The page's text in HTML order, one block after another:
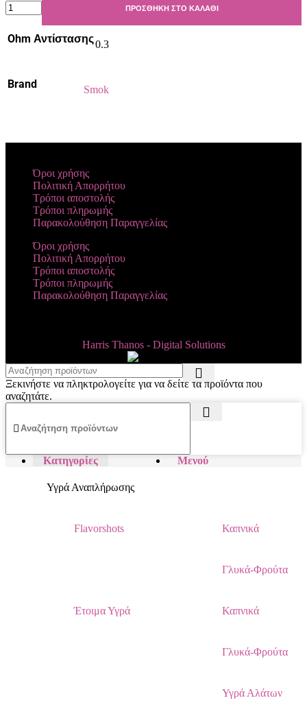
ΠΡΟΣΘΉΚΗ ΣΤΟ ΚΑΛΆΘΙ
Ohm Αντίστασης0.3
Brand Smok
Όροι χρήσης
Πολιτική Απορρήτου
Τρόποι αποστολής
Τρόποι πληρωμής
Παρακολούθηση Παραγγελίας
Όροι χρήσης
Πολιτική Απορρήτου
Τρόποι αποστολής
Τρόποι πληρωμής
Παρακολούθηση Παραγγελίας
Harris Thanos - Digital Solutions
Ξεκινήστε να πληκτρολογείτε για να δείτε τα προϊόντα που
αναζητάτε.
Μενού
Κατηγορίες
Υγρά Αναπλήρωσης
Flavorshots Καπνικά
Γλυκά-Φρούτα
Έτοιμα Υγρά Καπνικά
Γλυκά-Φρούτα
Υγρά Αλάτων